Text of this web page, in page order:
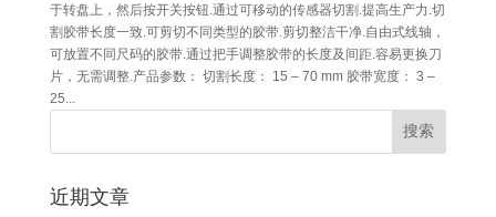
于转盘上，然后按开关按钮.通过可移动的传感器切割.提高生产力.切
割胶带长度一致.可剪切不同类型的胶带.剪切整洁干净.自由式线轴，
可放置不同尺码的胶带.通过把手调整胶带的长度及间距.容易更换刀
片，无需调整.产品参数： 切割长度： 15 – 70 mm 胶带宽度： 3 –
25...
近期文章